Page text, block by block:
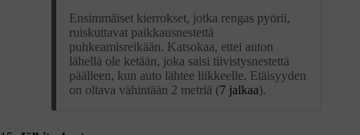
Ensimmäiset kierrokset, jotka rengas pyörii,
ruiskuttavat paikkausnestettä
puhkeamisreikään. Katsokaa, ettei auton
lähellä ole ketään, joka saisi tiivistysnestettä
päälleen, kun auto lähtee liikkeelle. Etäisyyden
on oltava vähintään 2 metriä (7 jalkaa).